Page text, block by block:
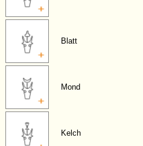
Blatt
Mond
Kelch